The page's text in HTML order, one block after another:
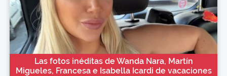
Las fotos inéditas de Wanda Nara, Martín
Migueles, Francesa e Isabella Icardi de vacaciones